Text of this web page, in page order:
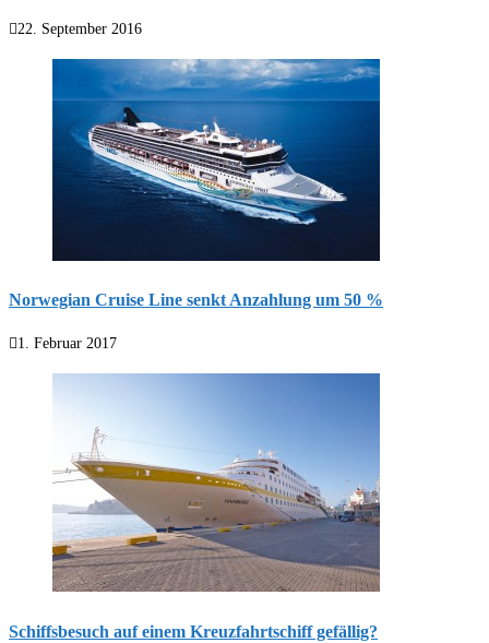
22. September 2016
Norwegian Cruise Line senkt Anzahlung um 50 %
1. Februar 2017
Schiffsbesuch auf einem Kreuzfahrtschiff gefällig?